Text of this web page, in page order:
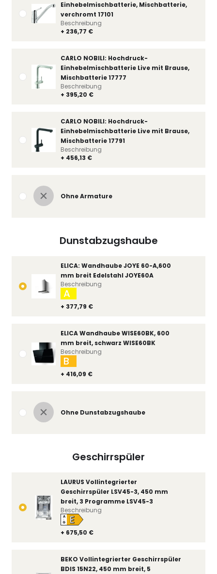
Einhebelmischbatterie, Mischbatterie,
verchromt 17101
+ 236,77 €
Beschreibung
CARLO NOBILI: Hochdruck-
Einhebelmischbatterie Live mit Brause,
Mischbatterie 17777
+ 395,20 €
Beschreibung
CARLO NOBILI: Hochdruck-
Einhebelmischbatterie Live mit Brause,
Mischbatterie 17791
+ 456,13 €
Beschreibung
Ohne Armature
Dunstabzugshaube
ELICA: Wandhaube JOYE 60-A,600
mm breit Edelstahl JOYE60A
+ 377,79 €
A
Beschreibung
ELICA Wandhaube WISE60BK, 600
mm breit, schwarz WISE60BK
+ 416,09 €
B
Beschreibung
Ohne Dunstabzugshaube
Geschirrspüler
LAURUS Vollintegrierter
Geschirrspüler LSV45-3, 450 mm
breit, 3 Programme LSV45-3
+ 675,50 €
A
↑
G E
Beschreibung
BEKO Vollintegrierter Geschirrspüler
BDIS 15N22, 450 mm breit, 5